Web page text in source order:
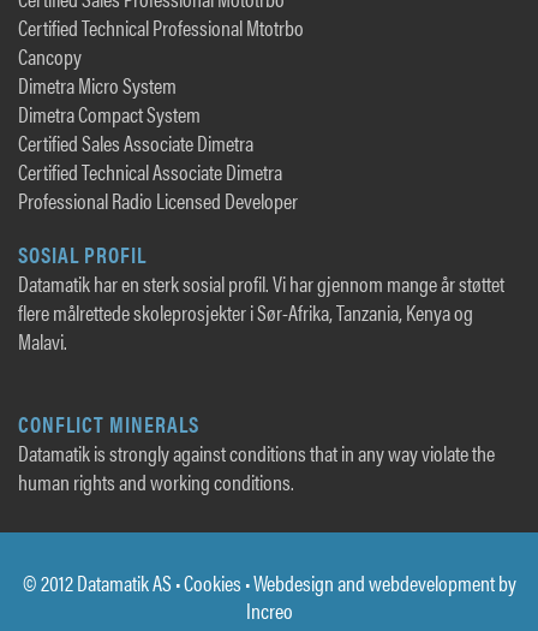
Certified Technical Professional Mtotrbo
Cancopy
Dimetra Micro System
Dimetra Compact System
Certified Sales Associate Dimetra
Certified Technical Associate Dimetra
Professional Radio Licensed Developer
SOSIAL PROFIL
Datamatik har en sterk sosial profil. Vi har gjennom mange år støttet
flere målrettede skoleprosjekter i Sør-Afrika, Tanzania, Kenya og
Malavi.
CONFLICT MINERALS
Datamatik is strongly against conditions that in any way violate the
human rights and working conditions.
© 2012 Datamatik AS •Cookies • Webdesign and webdevelopment by
Increo